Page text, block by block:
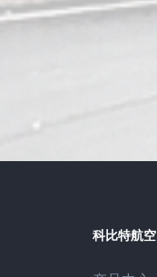
科比特航空